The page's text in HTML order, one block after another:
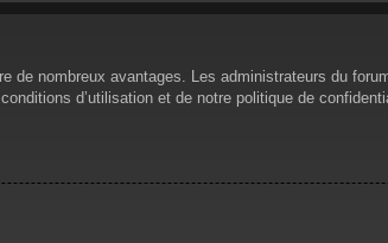
nombreux avantages. Les administrateurs du
d’utilisation et de notre politique de